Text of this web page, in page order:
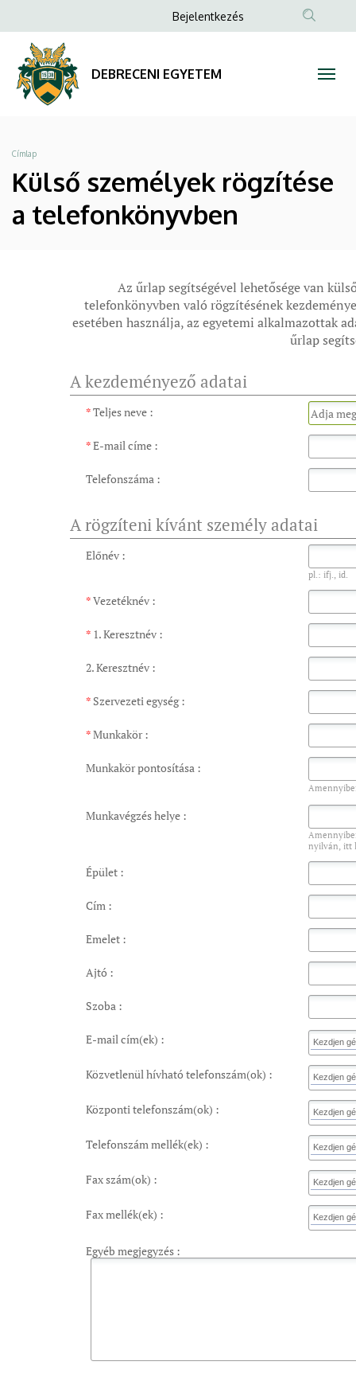
személyek
rögzítése
telefonkönyvben
DEBRECENI
a
tartalomra
Anonim
menüje
Bejelentkezés
DEBRECENI EGYETEM
Morzsa
Címlap
Külső személyek rögzítése
a telefonkönyvben